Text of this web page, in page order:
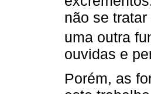
não se
uma outra
ouvidas e
Porém, as